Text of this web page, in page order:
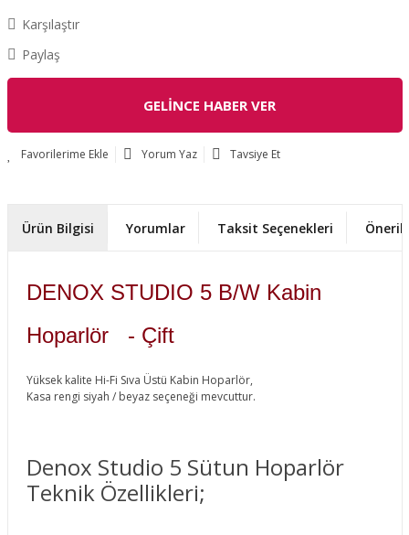
Karşılaştır
Paylaş
GELİNCE HABER VER
Yorum Yaz Tavsiye Et
Ürün Bilgisi Yorumlar Taksit Seçenekleri
DENOX STUDIO 5 B/W Kabin
Hoparlör - Çift
Yüksek kalite Hi-Fi Sıva Üstü Kabin Hoparlör,
Kasa rengi siyah / beyaz seçeneği mevcuttur.
Denox Studio 5 Sütun Hoparlör
Teknik Özellikleri;